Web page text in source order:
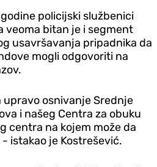
policijski službenici
veoma bitan je i segment
usavršavanja pripadnika da
mogli odgovoriti na
osnivanje Srednje
i našeg Centra za obuku
centra na kojem može da
istakao je Kostrešević.